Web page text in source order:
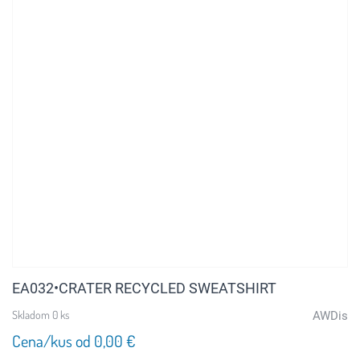
EA032•CRATER RECYCLED SWEATSHIRT
Skladom 0 ks AWDis
Cena/kus od 0,00 €